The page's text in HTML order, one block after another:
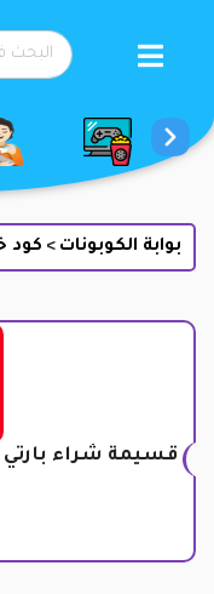
بوابة الكوبونات > كود
قسيمة شراء بارتي سنتر